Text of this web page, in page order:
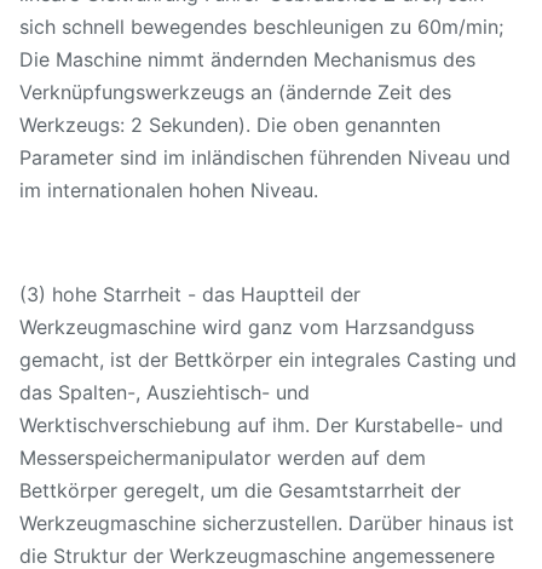
Maschinengewicht Kilogramm
sich schnell bewegendes beschleunigen zu 60m/min;
Die Maschine nimmt ändernden Mechanismus des
Verknüpfungswerkzeugs an (ändernde Zeit des
Werkzeugs: 2 Sekunden). Die oben genannten
Parameter sind im inländischen führenden Niveau und
im internationalen hohen Niveau.
(3) hohe Starrheit - das Hauptteil der
Werkzeugmaschine wird ganz vom Harzsandguss
gemacht, ist der Bettkörper ein integrales Casting und
das Spalten-, Ausziehtisch- und
Werktischverschiebung auf ihm. Der Kurstabelle- und
Messerspeichermanipulator werden auf dem
Bettkörper geregelt, um die Gesamtstarrheit der
Werkzeugmaschine sicherzustellen. Darüber hinaus ist
die Struktur der Werkzeugmaschine angemessenere